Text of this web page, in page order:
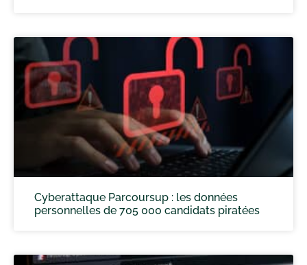
Cyberattaque Parcoursup : les données
personnelles de 705 000 candidats piratées